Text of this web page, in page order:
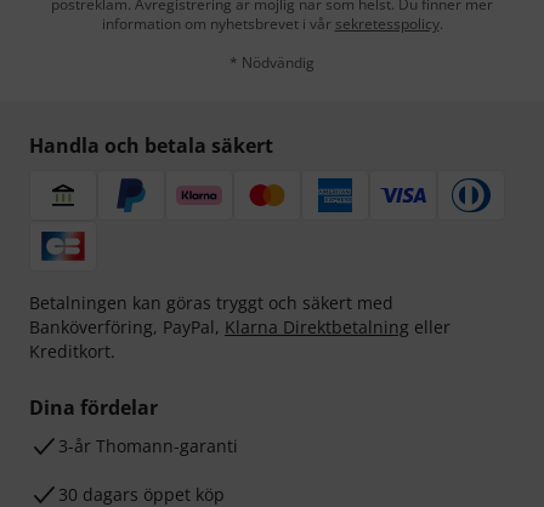
postreklam. Avregistrering är möjlig när som helst. Du finner mer
information om nyhetsbrevet i vår sekretesspolicy.
* Nödvändig
Handla och betala säkert
Betalningen kan göras tryggt och säkert med
Banköverföring, PayPal, Klarna Direktbetalning eller
Kreditkort.
Dina fördelar
3-år Thomann-garanti
30 dagars öppet köp